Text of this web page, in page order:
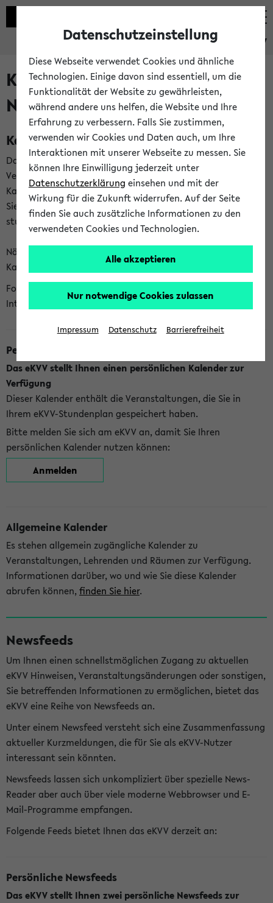
eKVV
Kalenderintegration und
Newsfeeds
Kalenderintegration
Das eKVV bietet Ihnen die Möglichkeit,
Veranstaltungstermine in eine Vielzahl von
Kalenderanwendungen einzubinden. Auf diese Weise können
Sie einen gemeinsamen Überblick über Ihre privaten und
studienbezogenen Termine erhalten.
Näheres zu Vorteilen und Funktionsweise der
Kalenderintegration können Sie auf unserer
Folgende Kalender bietet Ihnen das eKVV derzeit zur
Integration an:
Persönlicher Kalender
Das eKVV stellt Ihnen einen persönlichen Kalender zur
Verfügung
Dieser Kalender enthält die Veranstaltungen, die Sie in
Ihrem eKVV-Stundenplan gespeichert haben.
Bitte melden Sie sich am eKVV an, damit Sie Ihren
persönlichen Kalender nutzen können:
Anmelden
Allgemeine Kalender
Es stehen allgemein zugängliche Kalender zu
Veranstaltungen, Lehrenden und Räumen zur Verfügung.
Informationen darüber, wo und wie Sie diese Kalender
abrufen können, finden Sie hier.
Newsfeeds
Um Ihnen einen schnellstmöglichen Zugang zu aktuellen
eKVV Hinweisen, Veranstaltungsänderungen oder sonstigen,
Sie betreffenden Informationen zu ermöglichen, bietet das
eKVV eine Reihe von Newsfeeds an.
Unter einem Newsfeed versteht sich eine Zusammenfassung
aktueller Kurzmeldungen, die für Sie als eKVV-Nutzer
interessant sein könnten.
Newsfeeds lassen sich unkompliziert über spezielle News-
Reader aber auch über viele moderne Webbrowser und E-
Mail-Programme empfangen.
Folgende Feeds bietet Ihnen das eKVV derzeit an:
Persönliche Newsfeeds
Das eKVV stellt Ihnen zwei persönliche Newsfeeds zur
Datenschutzeinstellung
Diese Webseite verwendet Cookies und ähnliche
Technologien. Einige davon sind essentiell, um die
Funktionalität der Website zu gewährleisten,
während andere uns helfen, die Website und Ihre
Erfahrung zu verbessern. Falls Sie zustimmen,
verwenden wir Cookies und Daten auch, um Ihre
Interaktionen mit unserer Webseite zu messen. Sie
können Ihre Einwilligung jederzeit unter
Datenschutzerklärung einsehen und mit der
Wirkung für die Zukunft widerrufen. Auf der Seite
finden Sie auch zusätzliche Informationen zu den
verwendeten Cookies und Technologien.
Alle akzeptieren
Nur notwendige Cookies zulassen
Impressum Datenschutz Barrierefreiheit